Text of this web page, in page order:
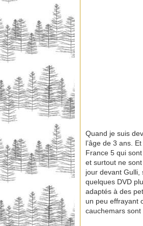
Quand je suis
l’âge de 3 ans.
France 5 qui
et surtout ne
jour devant
quelques DVD
adaptés à des
un peu effrayant
cauchemars sont